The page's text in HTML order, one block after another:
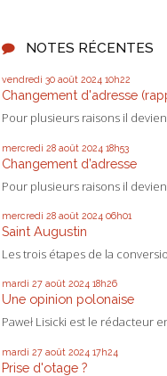
NOTES RÉCENTES
vendredi 30 août 2024 10h22
Changement d'adresse
Pour plusieurs raisons il
mercredi 28 août 2024 18h53
Changement d’adresse
Pour plusieurs raisons il
mercredi 28 août 2024 06h01
Saint Augustin
Les trois étapes de la
mardi 27 août 2024 18h26
Une opinion polonaise
Paweł Lisicki est le rédacteur
mardi 27 août 2024 17h24
Prise d'otage ?